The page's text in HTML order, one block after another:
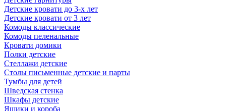
Детские кровати до 3-х лет
Детские кровати от 3 лет
Комоды классические
Комоды пеленальные
Кровати домики
Полки детские
Стеллажи детские
Столы письменные детские и парты
Тумбы для детей
Шведская стенка
Шкафы детские
Ящики и короба